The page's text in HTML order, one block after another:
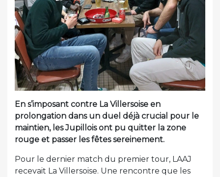
En s’imposant contre La Villersoise en
prolongation dans un duel déjà crucial pour le
maintien, les Jupillois ont pu quitter la zone
rouge et passer les fêtes sereinement.
Pour le dernier match du premier tour, LAAJ
recevait La Villersoise. Une rencontre que les